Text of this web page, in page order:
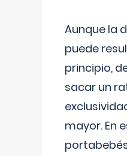
Aunque la
puede
principio,
sacar un
mayor. En